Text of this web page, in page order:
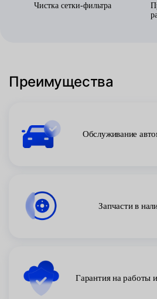
Чистка сетки-фильтра
Преимущества
Обслуживание
Запчасти в
Гарантия на работы